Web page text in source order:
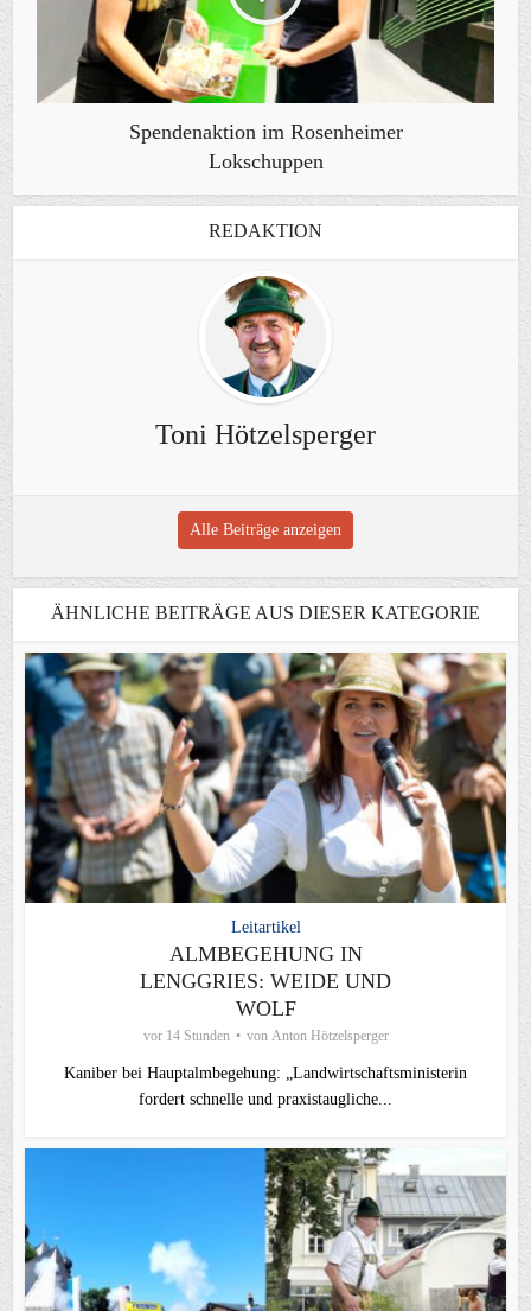
Spendenaktion im Rosenheimer
Lokschuppen
REDAKTION
Toni Hötzelsperger
Alle Beiträge anzeigen
ÄHNLICHE BEITRÄGE AUS DIESER KATEGORIE
Leitartikel
ALMBEGEHUNG IN
LENGGRIES: WEIDE UND
WOLF
vor 14 Stunden von Anton Hötzelsperger
Kaniber bei Hauptalmbegehung: „Landwirtschaftsministerin
fordert schnelle und praxistaugliche...